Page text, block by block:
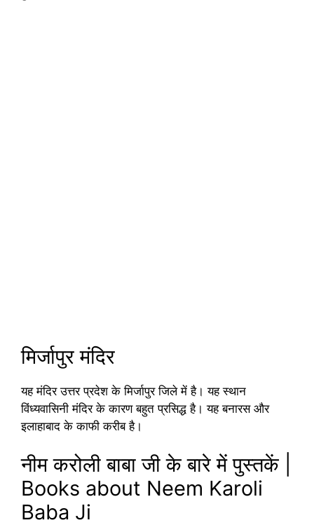
मिर्जापुर मंदिर
यह मंदिर उत्तर प्रदेश के मिर्जापुर जिले में है। यह स्थान
विंध्यवासिनी मंदिर के कारण बहुत प्रसिद्ध है। यह बनारस और
इलाहाबाद के काफी करीब है।
नीम करोली बाबा जी के बारे में पुस्तकें |
Books about Neem Karoli
Baba Ji